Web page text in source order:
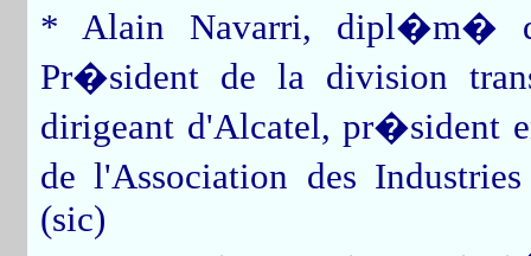
* Alain Navarri, dipl�m�
Pr�sident de la division
dirigeant d'Alcatel, pr�sident
de l'Association des
(sic)